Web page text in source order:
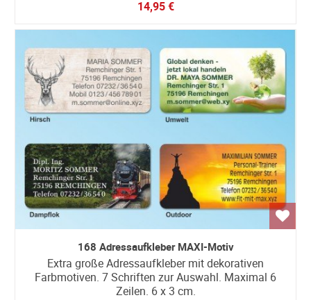
14,95 €
168 Adressaufkleber MAXI-Motiv
Extra große Adressaufkleber mit dekorativen
Farbmotiven. 7 Schriften zur Auswahl. Maximal 6
Zeilen. 6 x 3 cm.